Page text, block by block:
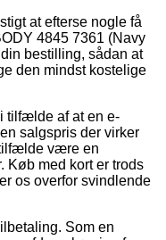
at efterse nogle få
4845 7361 (Navy
bestilling, sådan at
den mindst kostelige
tilfælde af at en e-
salgspris der virker
være en
Køb med kort er trods
os overfor svindlende
Som en